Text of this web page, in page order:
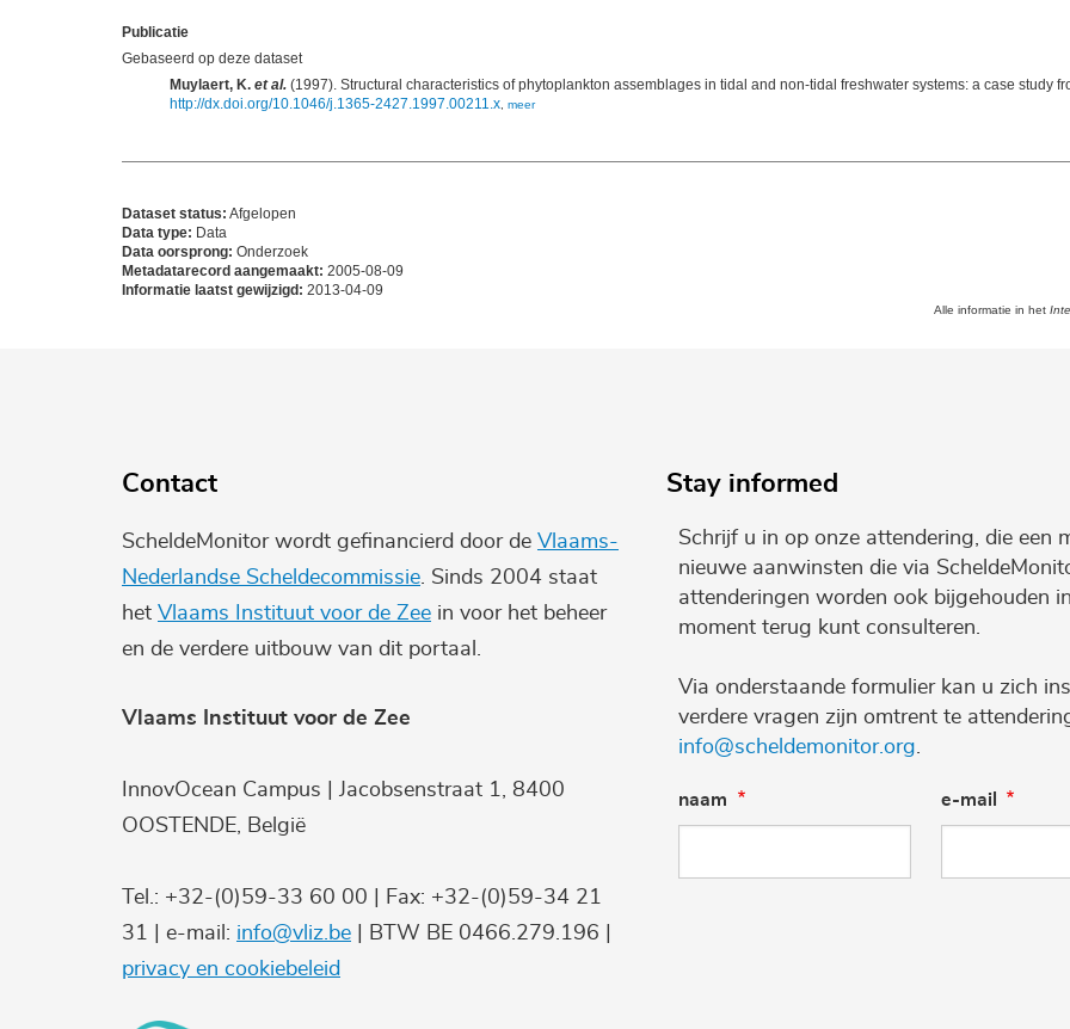
Publicatie
Gebaseerd op deze dataset
Muylaert, K. et al. (1997). Structural characteristics of phytoplankton assemblages in tidal and non-tidal freshwater systems: a case study
http://dx.doi.org/10.1046/j.1365-2427.1997.00211.x, meer
Dataset status: Afgelopen
Data type: Data
Data oorsprong: Onderzoek
Metadatarecord aangemaakt: 2005-08-09
Informatie laatst gewijzigd: 2013-04-09
Alle informatie in het
Contact
ScheldeMonitor wordt gefinancierd door de Vlaams-
Nederlandse Scheldecommissie . Sinds 2004 staat
het Vlaams Instituut voor de Zee in voor het beheer
en de verdere uitbouw van dit portaal.
Vlaams Instituut voor de Zee
InnovOcean Campus | Jacobsenstraat 1, 8400
OOSTENDE, België
Tel.: +32-(0)59-33 60 00 | Fax: +32-(0)59-34 21
31 | e-mail: info@vliz.be | BTW BE 0466.279.196 |
privacy en cookiebeleid
Stay informed
Schrijf u in op onze attendering, die een
nieuwe aanwinsten die via
attenderingen worden ook bijgehouden
moment terug kunt consulteren.
Via onderstaande formulier kan u zich
verdere vragen zijn omtrent te
info@scheldemonitor.org
naam e-mail